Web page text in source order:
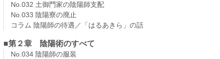
No.032 土御門家の陰陽師支配
No.033 陰陽寮の廃止
コラム 陰陽師の待遇／「はるあきら」の話
■第２章 陰陽術のすべて
No.034 陰陽師の服装